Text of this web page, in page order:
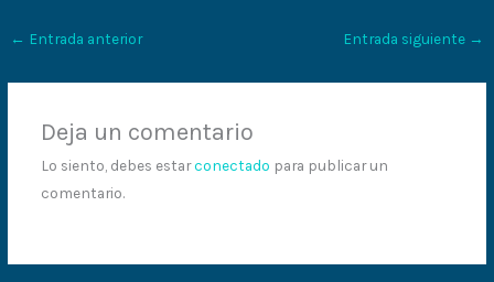
← Entrada anterior Entrada siguiente →
Deja un comentario
Lo siento, debes estarconectado para publicar un
comentario.